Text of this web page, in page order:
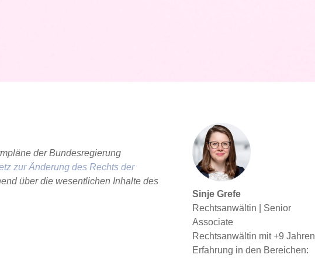
der Bundesregierung
zur Änderung des Rechts der
über die wesentlichen Inhalte des
Sinje Grefe
Rechtsanwältin | Senior
Associate
Rechtsanwältin mit +9 Jahren
Erfahrung in den Bereichen: